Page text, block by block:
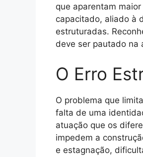
que aparentam
capacitado, aliado à
estruturadas.
deve ser pautado na
O Erro
O problema que
falta de uma
atuação que os
impedem a
e estagnação,